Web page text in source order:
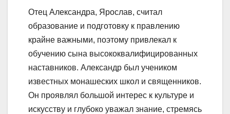
Отец Александра, Ярослав, считал
образование и подготовку к правлению
крайне важными, поэтому привлекал к
обучению сына высококвалифицированных
наставников. Александр был учеником
известных монашеских школ и священников.
Он проявлял большой интерес к культуре и
искусству и глубоко уважал знание, стремясь